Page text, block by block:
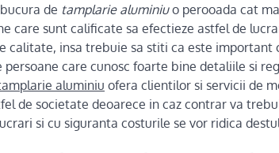
de tamplarie aluminiuo perooada cat
care sunt calificate sa efectieze astfel de
calitate, insa trebuie sa stiti ca este important
care cunosc foarte bine detaliile si
aluminiu ofera clientilor si servicii de
de societate deoarece in caz contrar va
si cu siguranta costurile se vor ridica